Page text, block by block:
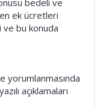
bedeli ve
ek ücretleri
ve bu konuda
yorumlanmasında
açıklamaları